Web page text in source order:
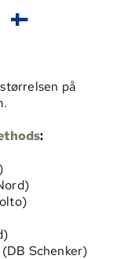
på
:
Schenker)